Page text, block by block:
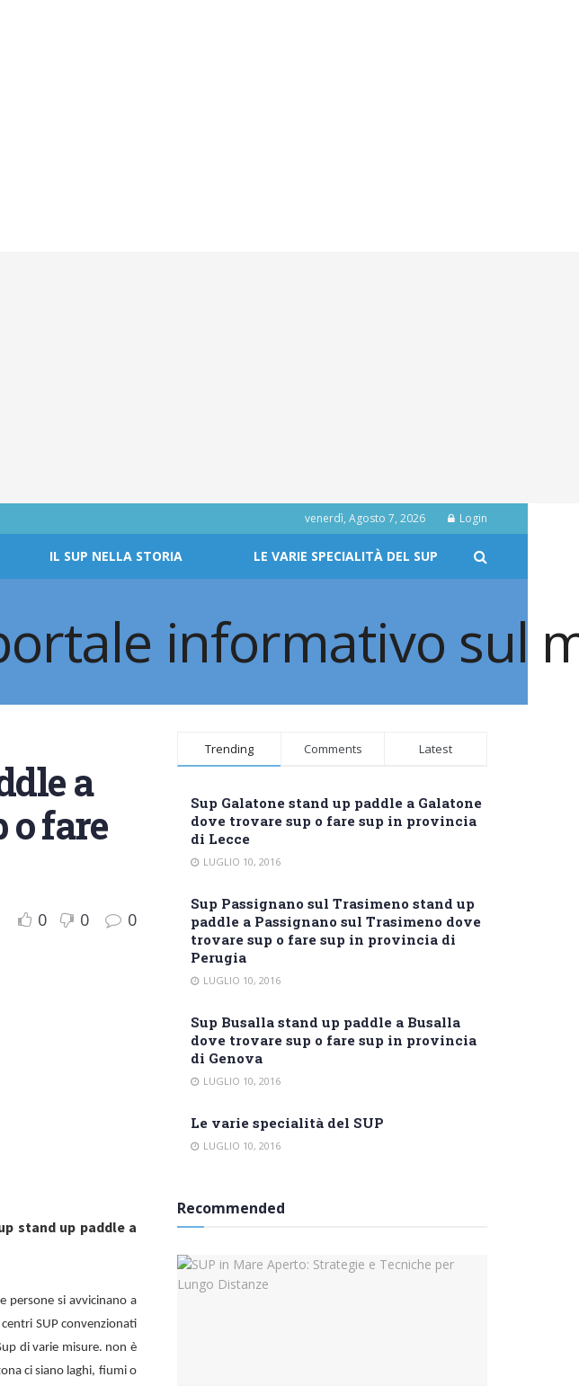
venerdì, Agosto 7, 2026 Login
IL SUP NELLA STORIA LE VARIE SPECIALITÀ DEL SUP
a
o fare
0 0 0
stand up paddle a
persone si avvicinano a
SUP convenzionati
di varie misure. non è
ci siano laghi, fiumi o
Trending Comments Latest
Sup Galatone stand up paddle a Galatone
dove trovare sup o fare sup in provincia
di Lecce
LUGLIO 10, 2016
Sup Passignano sul Trasimeno stand up
paddle a Passignano sul Trasimeno dove
trovare sup o fare sup in provincia di
Perugia
LUGLIO 10, 2016
Sup Busalla stand up paddle a Busalla
dove trovare sup o fare sup in provincia
di Genova
LUGLIO 10, 2016
Le varie specialità del SUP
LUGLIO 10, 2016
Recommended